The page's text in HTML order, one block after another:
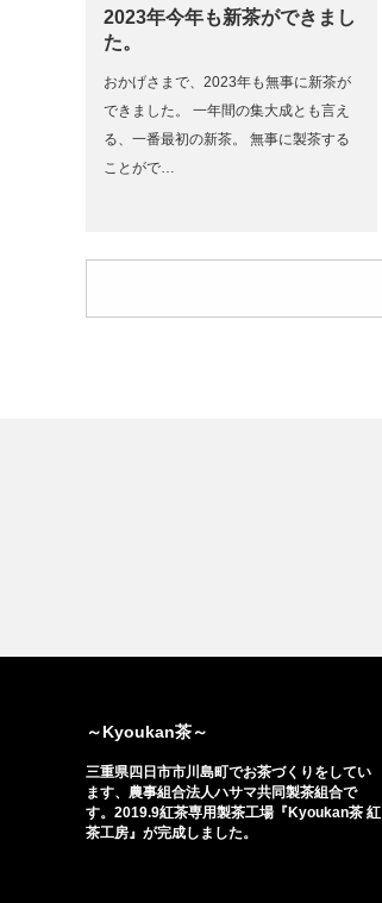
2023年今年も新茶ができまし
た。
おかげさまで、2023年も無事に新茶が
できました。 一年間の集大成とも言え
る、一番最初の新茶。 無事に製茶する
ことがで…
～Kyoukan茶～
三重県四日市市川島町でお茶づくりをしてい
ます、農事組合法人ハサマ共同製茶組合で
す。2019.9紅茶専用製茶工場『Kyoukan茶 紅
茶工房』が完成しました。